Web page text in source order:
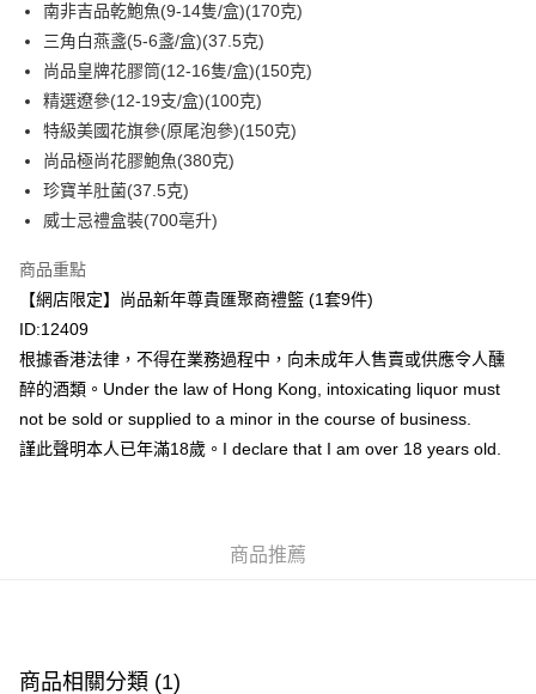
WeChat Pay
BoC Pay
其他轉帳方式
相關說明
轉數快識別碼(FPS ID)：4042362 中國銀行戶口：012-875-1-240680-7 匯
豐銀行戶口：652-589300-838 收款人：PREMIER FOOD LTD 請於24小時
內將付款金額存入以上其中一個戶口，付款後請將收據或成功轉帳畫面截圖
付款訊息後會盡快安排送貨。
送貨方式
物流公司會改派其他自取點或其他配送方式。)
每筆HK$80.00，滿HK$380.00或以上免運費
順豐站及順豐自提點
每筆HK$80.00，滿HK$380.00或以上免運費
滿$380免運費 - 送貨到家(3-5個工作天內送達)
每筆HK$80.00，滿HK$380.00或以上免運費
南非吉品乾鮑魚(9-14隻/盒)(170克)
三角白燕盞(5-6盞/盒)(37.5克)
尚品皇牌花膠筒(12-16隻/盒)(150克)
精選遼參(12-19支/盒)(100克)
特級美國花旗參(原尾泡參)(150克)
尚品極尚花膠鮑魚(380克)
珍寶羊肚菌(37.5克)
威士忌禮盒裝(700亳升)
商品重點
【網店限定】尚品新年尊貴匯聚商禮籃 (1套9件)
ID:12409
根據香港法律，不得在業務過程中，向未成年人售賣或供應令人醺
醉的酒類。Under the law of Hong Kong, intoxicating liquor must
not be sold or supplied to a minor in the course of business.
謹此聲明本人已年滿18歲。I declare that I am over 18 years old.
商品推薦
商品相關分類 (1)